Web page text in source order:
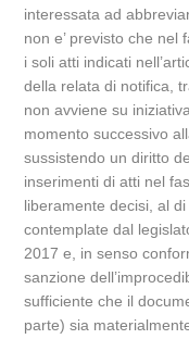
interessata ad
non e’ previsto che nel
i soli atti indicati
della relata di notifica,
non avviene su
momento successivo
sussistendo un diritto
inserimenti di atti nel
liberamente decisi, al
contemplate dal
2017 e, in senso
sanzione
sufficiente che il
parte) sia